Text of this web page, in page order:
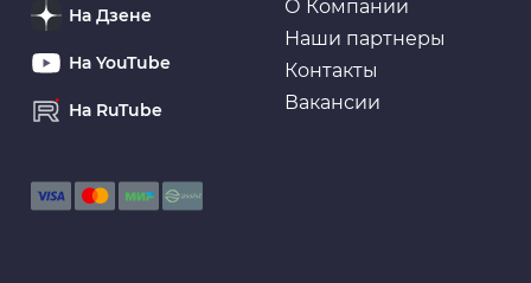
О Компании
Наши партнеры
Контакты
Вакансии
На Дзене
На YouTube
На RuTube